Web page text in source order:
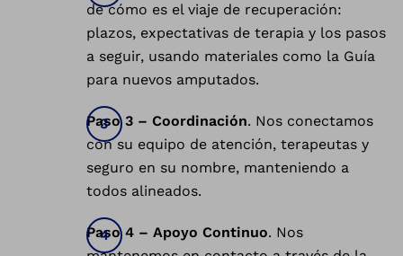
de cómo es el viaje de recuperación:
plazos, expectativas de terapia y los pasos
a seguir, usando materiales como la Guía
para nuevos amputados.
Paso 3 – Coordinación. Nos conectamos
con su equipo de atención, terapeutas y
seguro en su nombre, manteniendo a
todos alineados.
Paso 4 – Apoyo Continuo. Nos